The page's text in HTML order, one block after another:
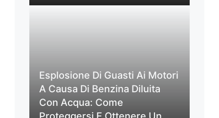
Esplosione Di Guasti Ai Motori
A Causa Di Benzina Diluita
Con Acqua: Come